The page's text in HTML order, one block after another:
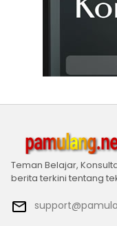
Teman Belajar,
berita terkini tentang